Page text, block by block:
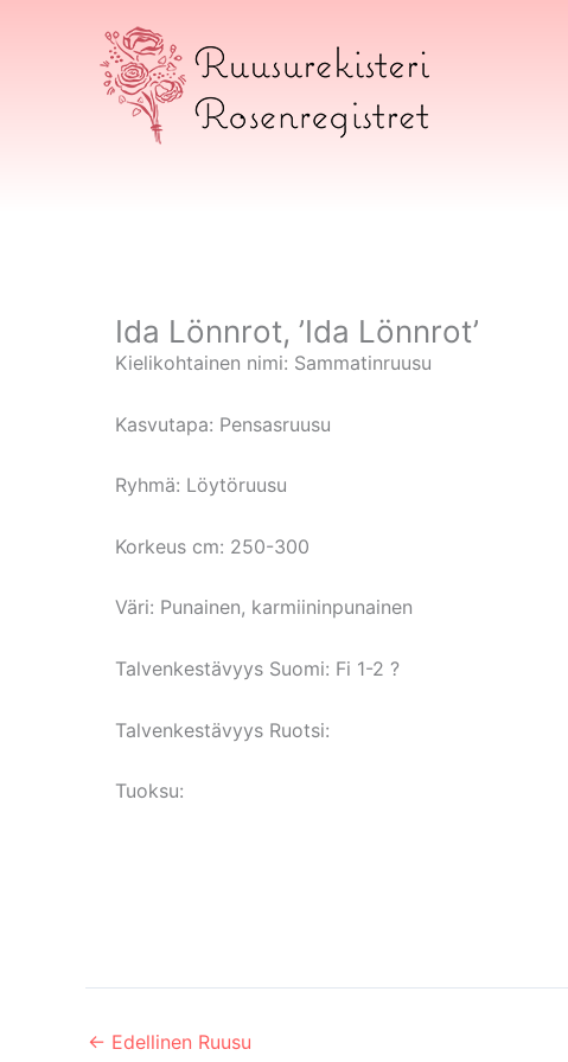
Ida Lönnrot, ’Ida Lönnrot’
Kielikohtainen nimi: Sammatinruusu
Kasvutapa: Pensasruusu
Ryhmä: Löytöruusu
Korkeus cm: 250-300
Väri: Punainen, karmiininpunainen
Talvenkestävyys Suomi: Fi 1-2 ?
Talvenkestävyys Ruotsi:
Tuoksu:
← Edellinen Ruusu